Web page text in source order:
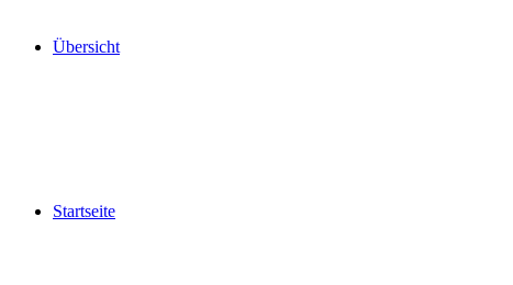
Übersicht
Startseite